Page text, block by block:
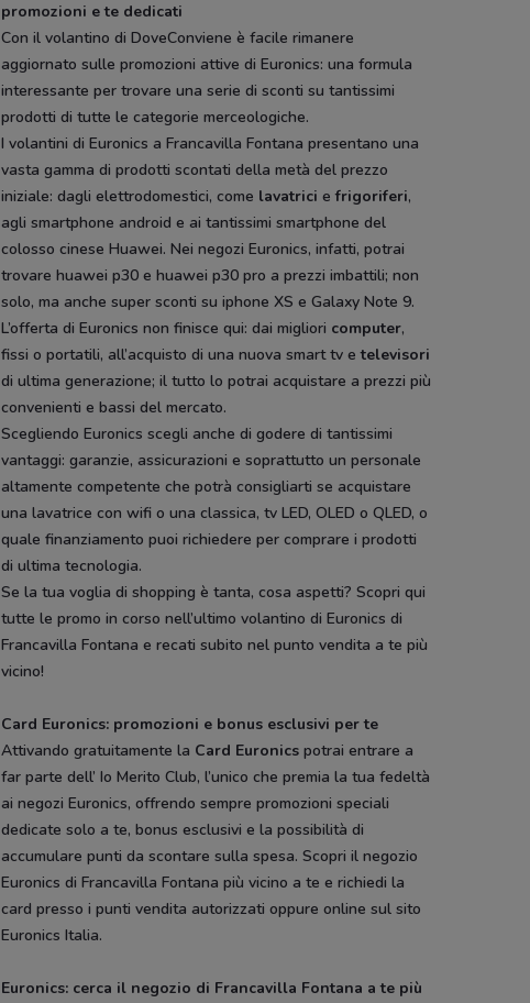
promozioni e te dedicati
Con il volantino di DoveConviene è facile rimanere
aggiornato sulle promozioni attive di Euronics: una formula
interessante per trovare una serie di sconti su tantissimi
prodotti di tutte le categorie merceologiche.
I volantini di Euronics a Francavilla Fontana presentano una
vasta gamma di prodotti scontati della metà del prezzo
iniziale: dagli elettrodomestici, come lavatrici efrigoriferi,
agli smartphone android e ai tantissimi smartphone del
colosso cinese Huawei. Nei negozi Euronics, infatti, potrai
trovare huawei p30 e huawei p30 pro a prezzi imbattili; non
solo, ma anche super sconti su iphone XS e Galaxy Note 9.
L’offerta di Euronics non finisce qui: dai migliori computer,
fissi o portatili, all’acquisto di una nuova smart tv etelevisori
di ultima generazione; il tutto lo potrai acquistare a prezzi più
convenienti e bassi del mercato.
Scegliendo Euronics scegli anche di godere di tantissimi
vantaggi: garanzie, assicurazioni e soprattutto un personale
altamente competente che potrà consigliarti se acquistare
una lavatrice con wifi o una classica, tv LED, OLED o QLED, o
quale finanziamento puoi richiedere per comprare i prodotti
di ultima tecnologia.
Se la tua voglia di shopping è tanta, cosa aspetti? Scopri qui
tutte le promo in corso nell’ultimo volantino di Euronics di
Francavilla Fontana e recati subito nel punto vendita a te più
vicino!
Card Euronics: promozioni e bonus esclusivi per te
Attivando gratuitamente la Card Euronics potrai entrare a
far parte dell’ Io Merito Club, l’unico che premia la tua fedeltà
ai negozi Euronics, offrendo sempre promozioni speciali
dedicate solo a te, bonus esclusivi e la possibilità di
accumulare punti da scontare sulla spesa. Scopri il negozio
Euronics di Francavilla Fontana più vicino a te e richiedi la
card presso i punti vendita autorizzati oppure online sul sito
Euronics Italia.
Euronics: cerca il negozio di Francavilla Fontana a te più